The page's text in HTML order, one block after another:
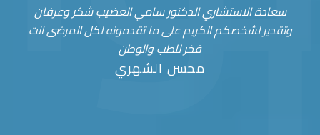
سعادة الاستشاري الدكتور سامي العضيب شكر وعرفان
وتقدير لشخصكم الكريم على ما تقدمونه لكل المرضى انت
فخر للطب والوطن
محسن الشهري